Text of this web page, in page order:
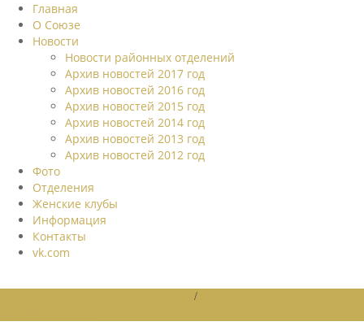
Главная
О Союзе
Новости
Новости районных отделений
Архив новостей 2017 год
Архив новостей 2016 год
Архив новостей 2015 год
Архив новостей 2014 год
Архив новостей 2013 год
Архив новостей 2012 год
Фото
Отделения
Женские клубы
Информация
Контакты
vk.com
/